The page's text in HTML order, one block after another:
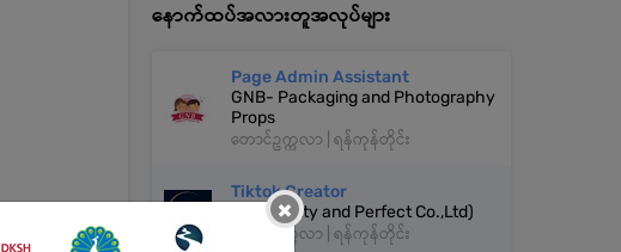
နောက်ထပ်အလားတူအလုပ်များ
Page Admin Assistant
GNB- Packaging and Photography
Props
တောင်ဥက္ကလာ | ရန်ကုန်တိုင်း
Tiktok Creator
P&P(Pretty and Perfect Co.,Ltd)
တောင်ဥက္ကလာ | ရန်ကုန်တိုင်း
×